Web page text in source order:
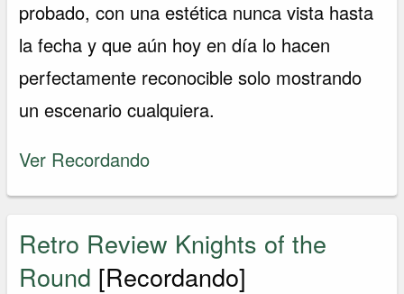
probado, con una estética nunca vista hasta
la fecha y que aún hoy en día lo hacen
perfectamente reconocible solo mostrando
un escenario cualquiera.
Ver Recordando
Retro Review Knights of the
Round [Recordando]